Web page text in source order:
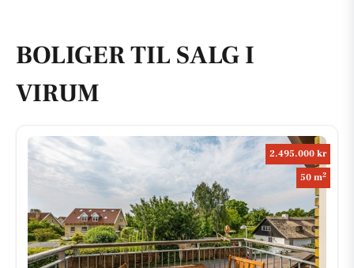
BOLIGER TIL SALG I
VIRUM
2.495.000 kr
50 m2